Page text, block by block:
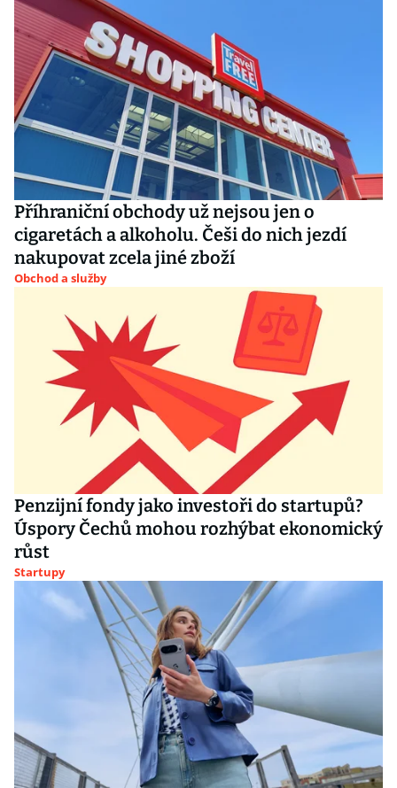
Příhraniční obchody už nejsou jen o
cigaretách a alkoholu. Češi do nich jezdí
nakupovat zcela jiné zboží
Obchod a služby
Penzijní fondy jako investoři do startupů?
Úspory Čechů mohou rozhýbat ekonomický
růst
Startupy